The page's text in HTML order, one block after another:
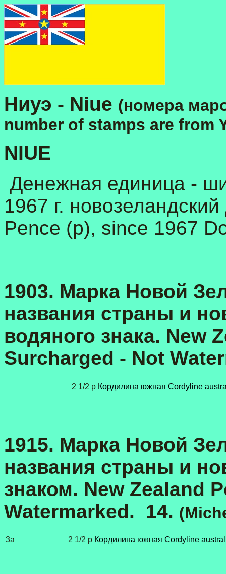
Ниуэ - Niue (номера
number of stamps are from
NIUE
Денежная единица -
1967 г.
Pence (p), since 1967
1903. Марка Новой
названия страны и
водяного знака. New
Surcharged - Not
2 1/2 p Кордилина южная Cordyline
1915. Марка Новой
названия страны и
знаком. New Zealand
Watermarked. 14.
3a 2 1/2 p Кордилина южная Cordyline